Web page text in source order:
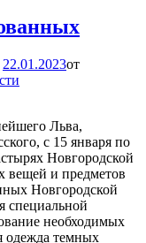
22.01.2023от
Льва,
с 15 января по
Новгородской
вещей и предметов
Новгородской
специальной
необходимых
одежда темных